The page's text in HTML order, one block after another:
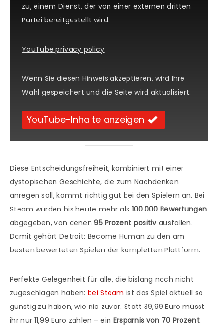
zu, einem Dienst, der von einer externen dritten
Partei bereitgestellt wird.
YouTube privacy policy
Wenn Sie diesen Hinweis akzeptieren, wird Ihre
Wahl gespeichert und die Seite wird aktualisiert.
YouTube-Inhalte anzeigen
Diese Entscheidungsfreiheit, kombiniert mit einer
dystopischen Geschichte, die zum Nachdenken
anregen soll, kommt richtig gut bei den Spielern an. Bei
Steam wurden bis heute mehr als 100.000 Bewertungen
abgegeben, von denen95 Prozent positivausfallen.
Damit gehört Detroit: Become Human zu den am
besten bewerteten Spielen der kompletten Plattform.
Perfekte Gelegenheit für alle, die bislang noch nicht
zugeschlagen haben:bei Steam ist das Spiel aktuell so
günstig zu haben, wie nie zuvor. Statt 39,99 Euro müsst
ihr nur 11,99 Euro zahlen – ein Ersparnis von 70 Prozent.